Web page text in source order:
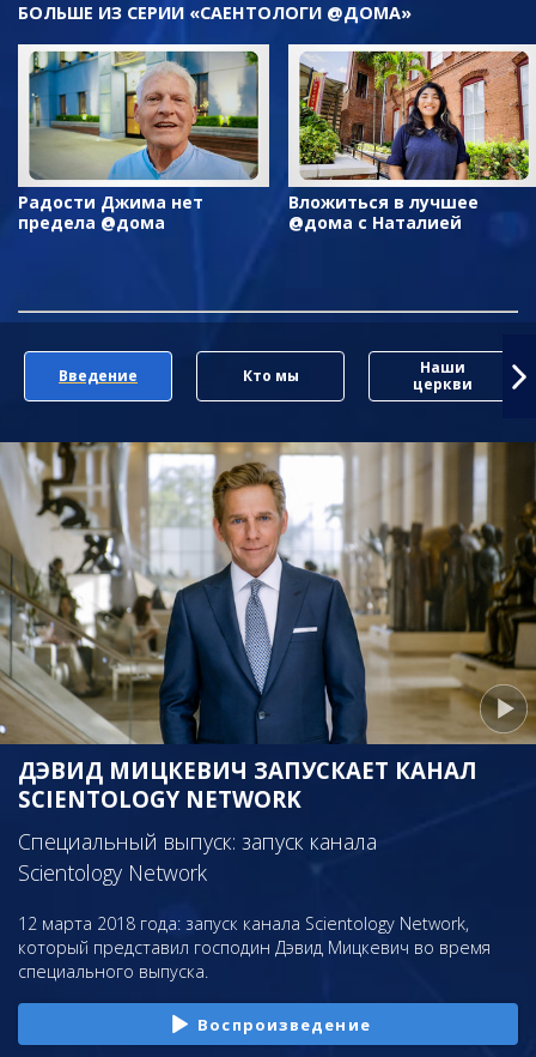
БОЛЬШЕ ИЗ СЕРИИ «САЕНТОЛОГИ @ДОМА»
Радости Джима нет
предела @дома
Вложиться в лучшее
@дома с Наталией
Введение Кто мы
Наши
церкви
ДЭВИД МИЦКЕВИЧ ЗАПУСКАЕТ КАНАЛ
SCIENTOLOGY NETWORK
Специальный выпуск: запуск канала
Scientology Network
12 марта 2018 года: запуск канала Scientology Network,
который представил господин Дэвид Мицкевич во время
специального выпуска.
Воспроизведение